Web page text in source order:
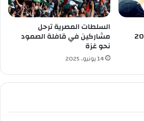
السلطات المصرية ترحل
مشاركين في قافلة الصمود
نحو غزة
14 يونيو، 2025